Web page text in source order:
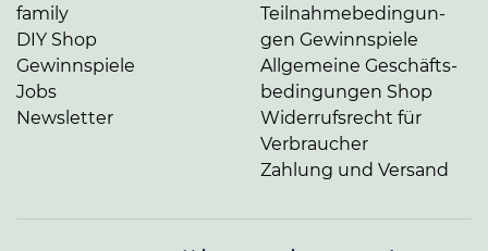
family
DIY Shop
Gewinnspiele
Jobs
Newsletter
Teil­nah­me­be­din­gun­
gen Gewinnspiele
Allgemeine Ge­schäfts­
be­din­gun­gen Shop
Widerrufsrecht für
Verbraucher
Zahlung und Versand